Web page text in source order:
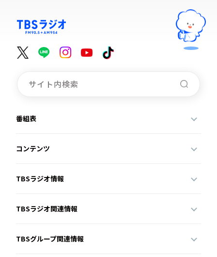
番組表
コンテンツ
TBSラジオ情報
TBSラジオ関連情報
TBSグループ関連情報